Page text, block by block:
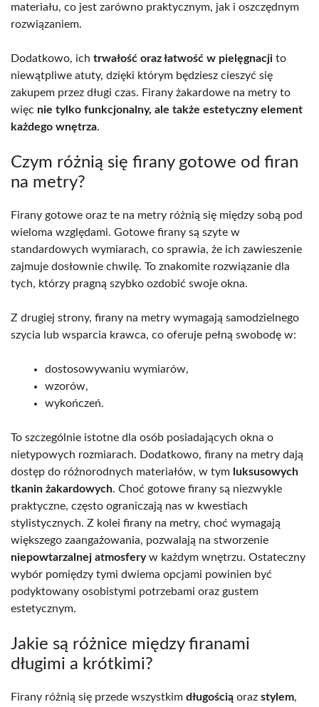
materiału, co jest zarówno praktycznym, jak i oszczędnym
rozwiązaniem.
Dodatkowo, ich trwałość oraz łatwość w pielęgnacji to
niewątpliwe atuty, dzięki którym będziesz cieszyć się
zakupem przez długi czas. Firany żakardowe na metry to
więc nie tylko funkcjonalny, ale także estetyczny element
każdego wnętrza.
Czym różnią się firany gotowe od firan
na metry?
Firany gotowe oraz te na metry różnią się między sobą pod
wieloma względami. Gotowe firany są szyte w
standardowych wymiarach, co sprawia, że ich zawieszenie
zajmuje dosłownie chwilę. To znakomite rozwiązanie dla
tych, którzy pragną szybko ozdobić swoje okna.
Z drugiej strony, firany na metry wymagają samodzielnego
szycia lub wsparcia krawca, co oferuje pełną swobodę w:
dostosowywaniu wymiarów,
wzorów,
wykończeń.
To szczególnie istotne dla osób posiadających okna o
nietypowych rozmiarach. Dodatkowo, firany na metry dają
dostęp do różnorodnych materiałów, w tym luksusowych
tkanin żakardowych. Choć gotowe firany są niezwykle
praktyczne, często ograniczają nas w kwestiach
stylistycznych. Z kolei firany na metry, choć wymagają
większego zaangażowania, pozwalają na stworzenie
niepowtarzalnej atmosferyw każdym wnętrzu. Ostateczny
wybór pomiędzy tymi dwiema opcjami powinien być
podyktowany osobistymi potrzebami oraz gustem
estetycznym.
Jakie są różnice między firanami
długimi a krótkimi?
Firany różnią się przede wszystkim długością oraz stylem,